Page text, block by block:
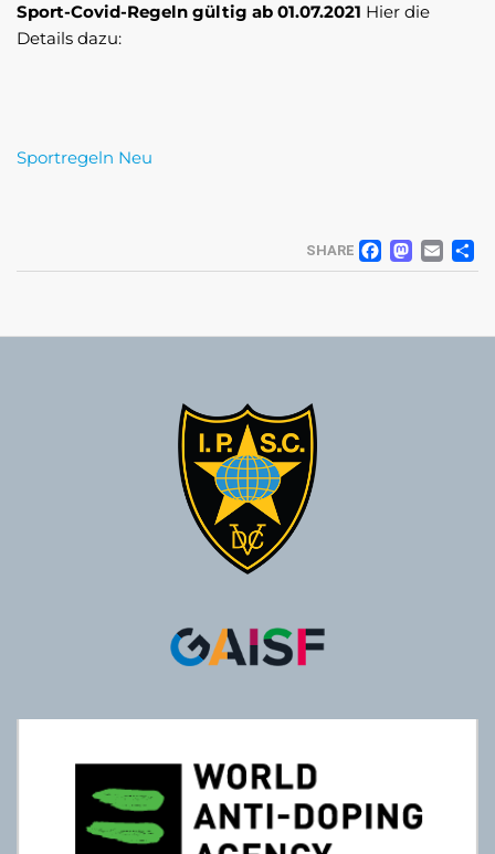
Sport-Covid-Regeln gültig ab 01.07.2021 Hier die
Details dazu:
Sportregeln Neu
SHARE